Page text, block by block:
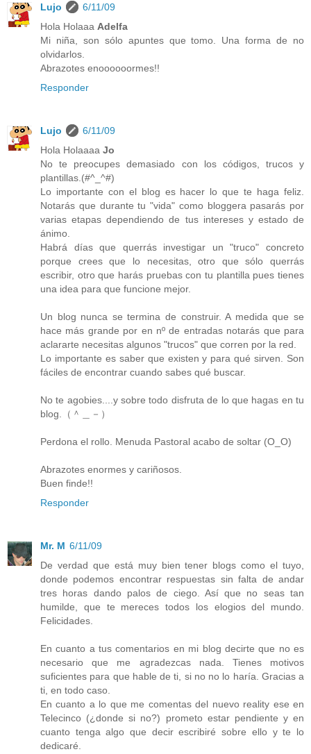
Lujo
6/11/09
Hola Holaaa Adelfa
Mi niña, son sólo apuntes que tomo. Una forma de no
olvidarlos.
Abrazotes enoooooormes!!
Responder
Lujo
6/11/09
Hola Holaaaa Jo
No te preocupes demasiado con los códigos, trucos y
plantillas.(#^_^#)
Lo importante con el blog es hacer lo que te haga feliz.
Notarás que durante tu "vida" como bloggera pasarás por
varias etapas dependiendo de tus intereses y estado de
ánimo.
Habrá días que querrás investigar un "truco" concreto
porque crees que lo necesitas, otro que sólo querrás
escribir, otro que harás pruebas con tu plantilla pues tienes
una idea para que funcione mejor.
Un blog nunca se termina de construir. A medida que se
hace más grande por en nº de entradas notarás que para
aclararte necesitas algunos "trucos" que corren por la red.
Lo importante es saber que existen y para qué sirven. Son
fáciles de encontrar cuando sabes qué buscar.
No te agobies....y sobre todo disfruta de lo que hagas en tu
blog.（＾＿－）
Perdona el rollo. Menuda Pastoral acabo de soltar (O_O)
Abrazotes enormes y cariñosos.
Buen finde!!
Responder
Mr. M 6/11/09
De verdad que está muy bien tener blogs como el tuyo,
donde podemos encontrar respuestas sin falta de andar
tres horas dando palos de ciego. Así que no seas tan
humilde, que te mereces todos los elogios del mundo.
Felicidades.
En cuanto a tus comentarios en mi blog decirte que no es
necesario que me agradezcas nada. Tienes motivos
suficientes para que hable de ti, si no no lo haría. Gracias a
ti, en todo caso.
En cuanto a lo que me comentas del nuevo reality ese en
Telecinco (¿donde si no?) prometo estar pendiente y en
cuanto tenga algo que decir escribiré sobre ello y te lo
dedicaré.